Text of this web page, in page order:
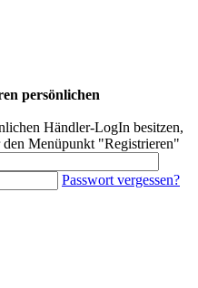
persönlichen
Händler-LogIn besitzen,
den Menüpunkt "Registrieren"
Passwort vergessen?